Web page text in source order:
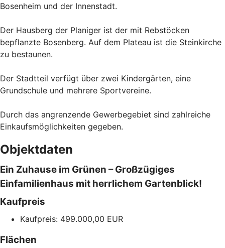
Bosenheim und der Innenstadt.
Der Hausberg der Planiger ist der mit Rebstöcken
bepflanzte Bosenberg. Auf dem Plateau ist die Steinkirche
zu bestaunen.
Der Stadtteil verfügt über zwei Kindergärten, eine
Grundschule und mehrere Sportvereine.
Durch das angrenzende Gewerbegebiet sind zahlreiche
Einkaufsmöglichkeiten gegeben.
Objektdaten
Ein Zuhause im Grünen – Großzügiges
Einfamilienhaus mit herrlichem Gartenblick!
Kaufpreis
Kaufpreis: 499.000,00 EUR
Flächen